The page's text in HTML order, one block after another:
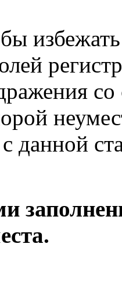
данной